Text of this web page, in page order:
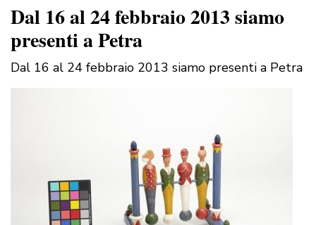
Dal 16 al 24 febbraio 2013 siamo
presenti a Petra
Dal 16 al 24 febbraio 2013 siamo presenti a Petra